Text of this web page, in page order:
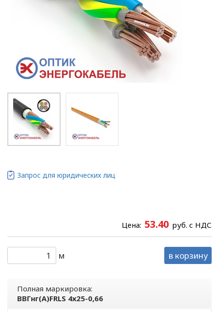
Полная маркировка:
ВВГнг(А)FRLS 4х25-0,66
Цена: 53.40 руб. с НДС
м в корзину
Запрос для юридических лиц